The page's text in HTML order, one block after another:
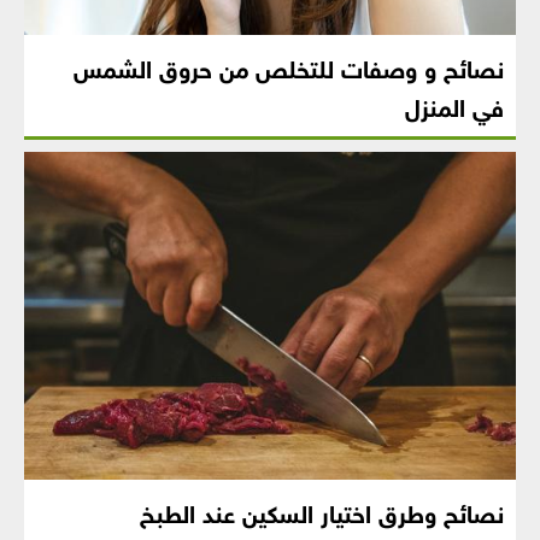
نصائح و وصفات للتخلص من حروق الشمس
في المنزل
نصائح وطرق اختيار السكين عند الطبخ